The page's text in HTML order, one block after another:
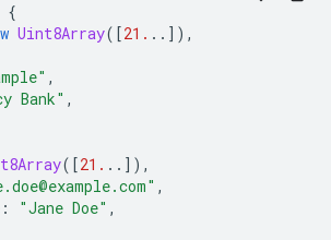
{
Uint8Array([21. ..]),
,
Bank" ,
([21. ..]),
,
: "Jane Doe" ,